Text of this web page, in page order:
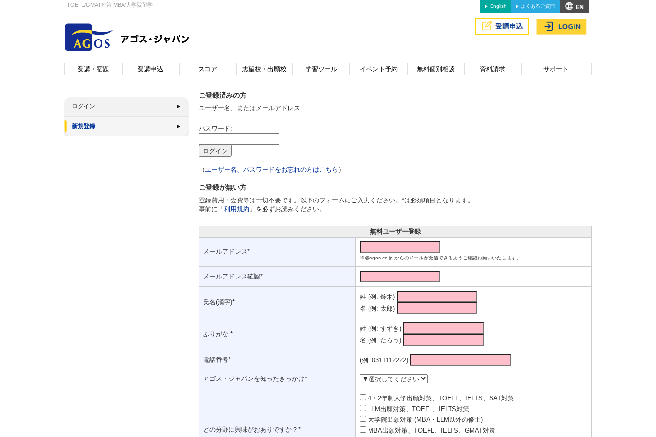
TOEFL/GMAT対策 MBA/大学院留学 English よくあるご質問
受講・宿題 受講申込 スコア 志望校・出願校 学習ツール イベント予約 無料個別相談 資料請求 サポート
ログイン
新規登録
ご登録済みの方
ユーザー名、またはメールアドレス
パスワード:
（ユーザー名、パスワードをお忘れの方はこちら ）
ご登録が無い方
登録費用・会費等は一切不要です。以下のフォームにご入力ください。*は必須項目となります。
事前に「 利用規約 」を必ずお読みください。
無料ユーザー登録
メールアドレス*
※@agos.co.jp からのメールが受信できるようご確認お願いいたします。
メールアドレス確認*
氏名(漢字)*
姓 (例: 鈴木)
名 (例: 太郎)
ふりがな *
姓 (例: すずき)
名 (例: たろう)
電話番号* (例: 0311112222)
アゴス・ジャパンを知ったきっかけ*
どの分野に興味がおありですか？*
4・2年制大学出願対策、TOEFL、IELTS、SAT対策
LLM出願対策、TOEFL、IELTS対策
大学院出願対策 (MBA・LLM以外の修士)
MBA出願対策、TOEFL、IELTS、GMAT対策